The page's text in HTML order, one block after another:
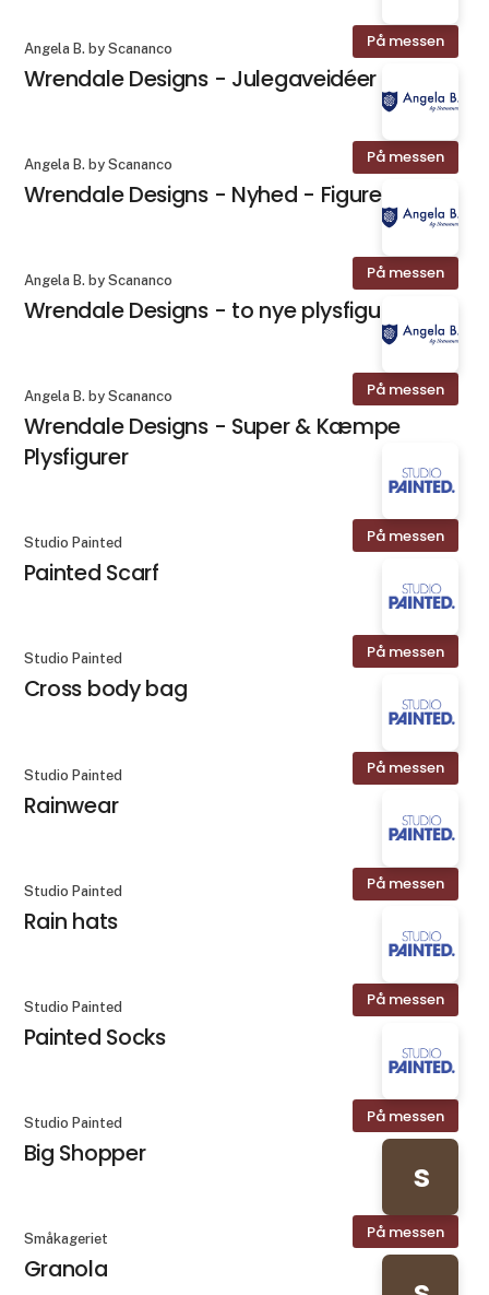
På messen
Angela B. by Scananco
Wrendale Designs - Julegaveidéer
På messen
Angela B. by Scananco
Wrendale Designs - Nyhed - Figurer
På messen
Angela B. by Scananco
Wrendale Designs - to nye plysfigurer
På messen
Angela B. by Scananco
Wrendale Designs - Super & Kæmpe
Plysfigurer
På messen
Studio Painted
Painted Scarf
På messen
Studio Painted
Cross body bag
På messen
Studio Painted
Rainwear
På messen
Studio Painted
Rain hats
På messen
Studio Painted
Painted Socks
På messen
Studio Painted
Big Shopper
På messen
s
Småkageriet
Granola